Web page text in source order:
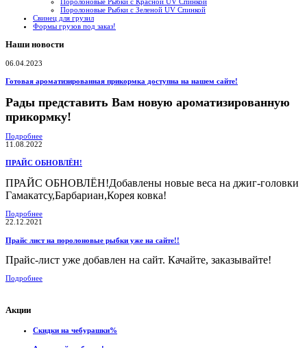
Поролоновые Рыбки с Зеленой UV Спинкой
Свинец для грузил
Формы грузов под заказ!
Наши новости
06.04.2023
Готовая ароматизированная прикормка доступна на нашем сайте!
Рады представить Вам новую ароматизированную
прикормку!
Подробнее
11.08.2022
ПРАЙС ОБНОВЛЁН!
ПРАЙС ОБНОВЛЁН!Добавлены новые веса на джиг-головки
Гамакатсу,Барбариан,Корея ковка!
Подробнее
22.12.2021
Прайс лист на поролоновые рыбки уже на сайте!!
Прайс-лист уже добавлен на сайт. Качайте, заказывайте!
Подробнее
Акции
Скидки на чебурашки%